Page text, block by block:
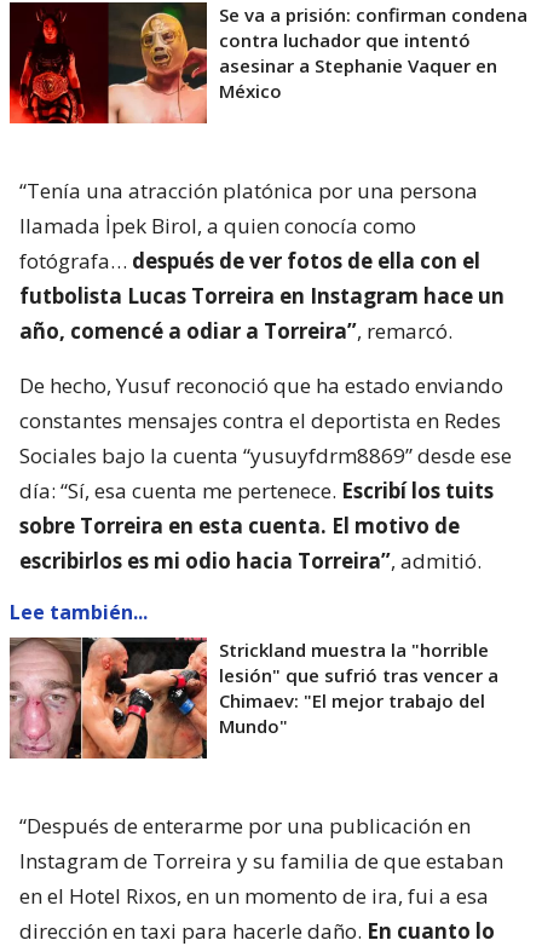
Se va a prisión: confirman condena
contra luchador que intentó
asesinar a Stephanie Vaquer en
México
“Tenía una atracción platónica por una persona
llamada İpek Birol, a quien conocía como
fotógrafa… después de ver fotos de ella con el
futbolista Lucas Torreira en Instagram hace un
año, comencé a odiar a Torreira”, remarcó.
De hecho, Yusuf reconoció que ha estado enviando
constantes mensajes contra el deportista en Redes
Sociales bajo la cuenta “yusuyfdrm8869” desde ese
día: “Sí, esa cuenta me pertenece. Escribí los tuits
sobre Torreira en esta cuenta. El motivo de
escribirlos es mi odio hacia Torreira”, admitió.
Lee también...
Strickland muestra la "horrible
lesión" que sufrió tras vencer a
Chimaev: "El mejor trabajo del
Mundo"
“Después de enterarme por una publicación en
Instagram de Torreira y su familia de que estaban
en el Hotel Rixos, en un momento de ira, fui a esa
dirección en taxi para hacerle daño. En cuanto lo